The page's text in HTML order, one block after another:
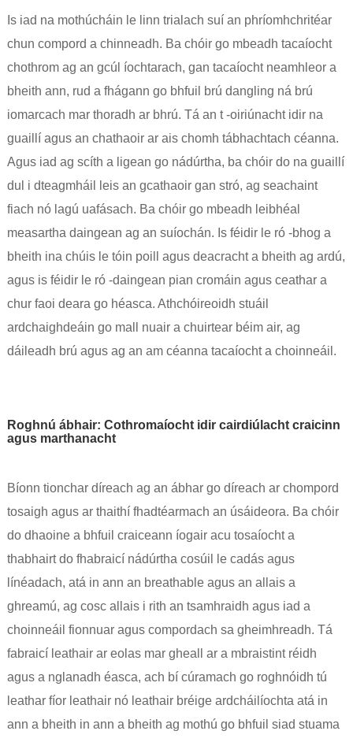
Is iad na mothúcháin le linn trialach suí an phríomhchritéar
chun compord a chinneadh. Ba chóir go mbeadh tacaíocht
chothrom ag an gcúl íochtarach, gan tacaíocht neamhleor a
bheith ann, rud a fhágann go bhfuil brú dangling ná brú
iomarcach mar thoradh ar bhrú. Tá an t -oiriúnacht idir na
guaillí agus an chathaoir ar ais chomh tábhachtach céanna.
Agus iad ag scíth a ligean go nádúrtha, ba chóir do na guaillí
dul i dteagmháil leis an gcathaoir gan stró, ag seachaint
fiach nó lagú uafásach. Ba chóir go mbeadh leibhéal
measartha daingean ag an suíochán. Is féidir le ró -bhog a
bheith ina chúis le tóin poill agus deacracht a bheith ag ardú,
agus is féidir le ró -daingean pian cromáin agus ceathar a
chur faoi deara go héasca. Athchóireoidh stuáil
ardchaighdeáin go mall nuair a chuirtear béim air, ag
dáileadh brú agus ag an am céanna tacaíocht a choinneáil.
Roghnú ábhair: Cothromaíocht idir cairdiúlacht craicinn
agus marthanacht
Bíonn tionchar díreach ag an ábhar go díreach ar chompord
tosaigh agus ar thaithí fhadtéarmach an úsáideora. Ba chóir
do dhaoine a bhfuil craiceann íogair acu tosaíocht a
thabhairt do fhabraicí nádúrtha cosúil le cadás agus
línéadach, atá in ann an breathable agus an allais a
ghreamú, ag cosc allais i rith an tsamhraidh agus iad a
choinneáil fionnuar agus compordach sa gheimhreadh. Tá
fabraicí leathair ar eolas mar gheall ar a mbraistint réidh
agus a nglanadh éasca, ach bí cúramach go roghnóidh tú
leathar fíor leathair nó leathair bréige ardcháilíochta atá in
ann a bheith in ann a bheith ag mothú go bhfuil siad stuama